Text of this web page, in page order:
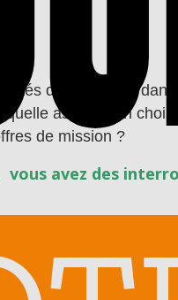
de bénévolat dans
association choisir
de mission ?
vous avez des